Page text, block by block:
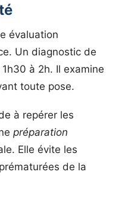
évaluation
Un diagnostic de
à 2h. Il examine
toute pose.
à repérer les
préparation
Elle évite les
de la